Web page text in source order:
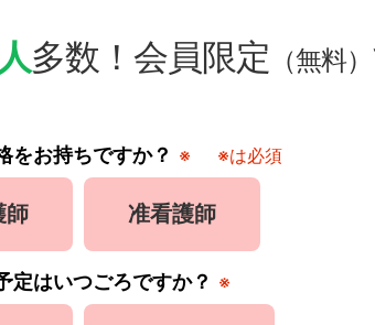
多数！会員限定 （無料）
をお持ちですか？ ※ ※は必須
師 准看護師
定はいつごろですか？ ※